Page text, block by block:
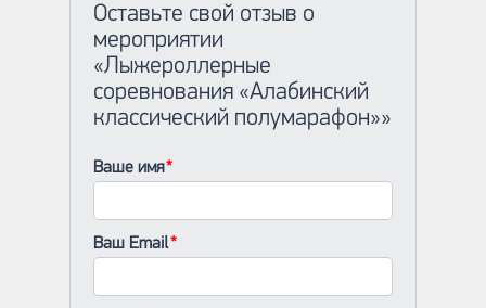
Оставьте свой отзыв о
мероприятии
«Лыжероллерные
соревнования «Алабинский
классический полумарафон»»
Ваше имя
Ваш Email